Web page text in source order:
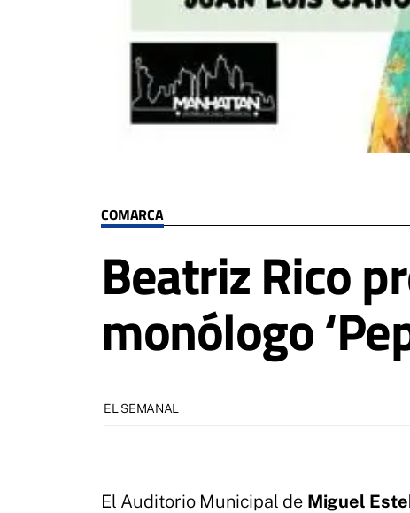
COMARCA
Beatriz Rico
monólogo
EL SEMANAL
El Auditorio Municipal de Miguel